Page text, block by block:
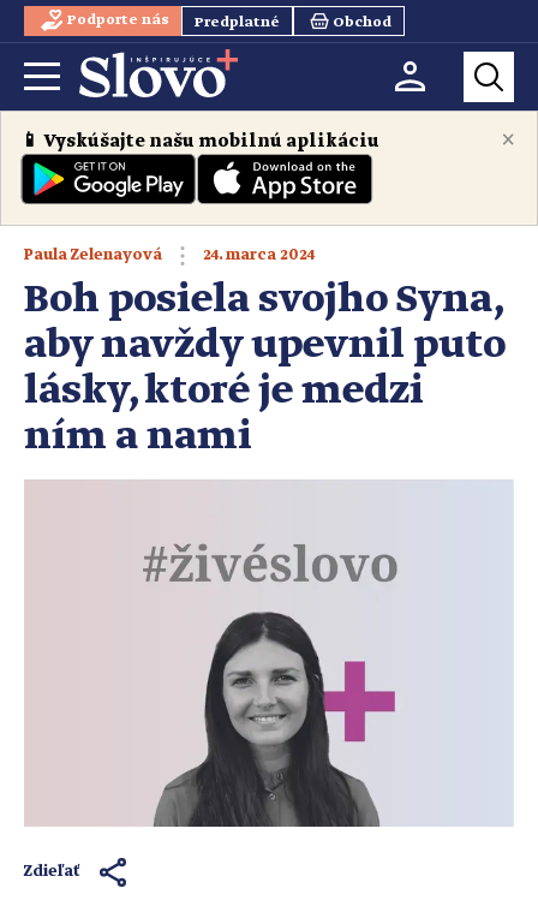
Podporte nás Predplatné Obchod
×
📱 Vyskúšajte našu mobilnú aplikáciu
Paula Zelenayová 24. marca 2024
Boh posiela svojho Syna,
aby navždy upevnil puto
lásky, ktoré je medzi
ním a nami
Zdieľať